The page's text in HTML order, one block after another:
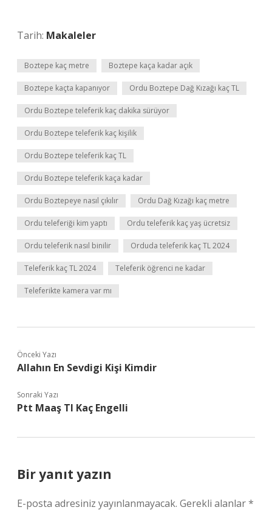
Tarih: Makaleler
Boztepe kaç metre Boztepe kaça kadar açık
Boztepe kaçta kapanıyor Ordu Boztepe Dağ Kızağı kaç TL
Ordu Boztepe teleferik kaç dakika sürüyor
Ordu Boztepe teleferik kaç kişilik
Ordu Boztepe teleferik kaç TL
Ordu Boztepe teleferik kaça kadar
Ordu Boztepeye nasıl çıkılır Ordu Dağ Kızağı kaç metre
Ordu teleferiği kim yaptı Ordu teleferik kaç yaş ücretsiz
Ordu teleferik nasıl binilir Orduda teleferik kaç TL 2024
Teleferik kaç TL 2024 Teleferik öğrenci ne kadar
Teleferikte kamera var mı
Önceki Yazı
Allahın En Sevdigi Kişi Kimdir
Sonraki Yazı
Ptt Maaş Tl Kaç Engelli
Bir yanıt yazın
E-posta adresiniz yayınlanmayacak. Gerekli alanlar*